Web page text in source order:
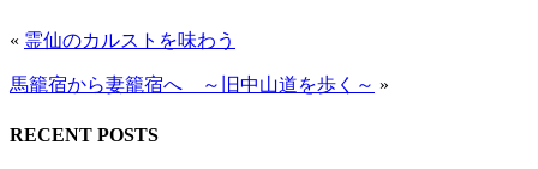
« 霊仙のカルストを味わう
馬籠宿から妻籠宿へ ～旧中山道を歩く～ »
RECENT POSTS